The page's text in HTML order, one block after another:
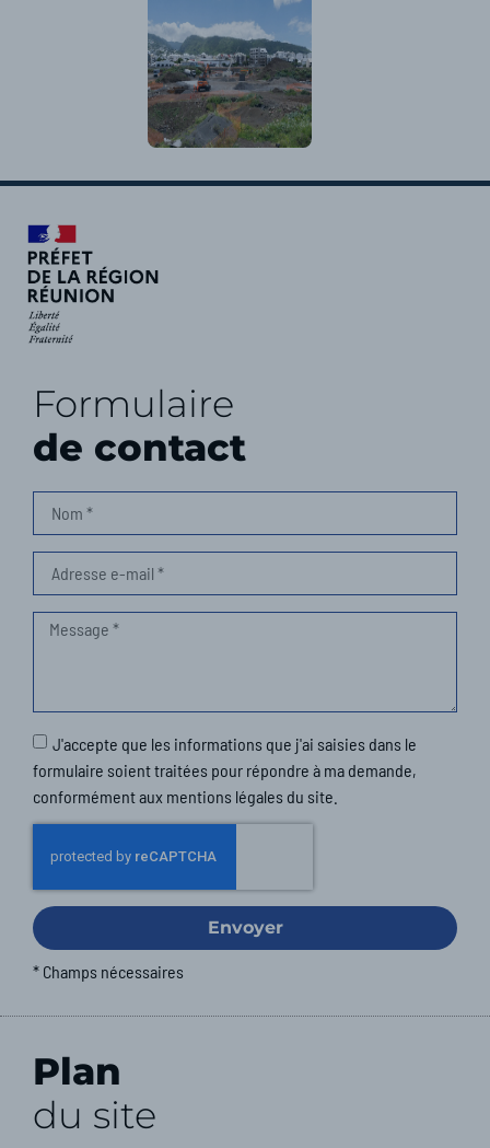
Formulaire
de contact
J'accepte que les informations que j'ai saisies dans le
formulaire soient traitées pour répondre à ma demande,
conformément aux mentions légales du site.
Envoyer
* Champs nécessaires
Plan
du site